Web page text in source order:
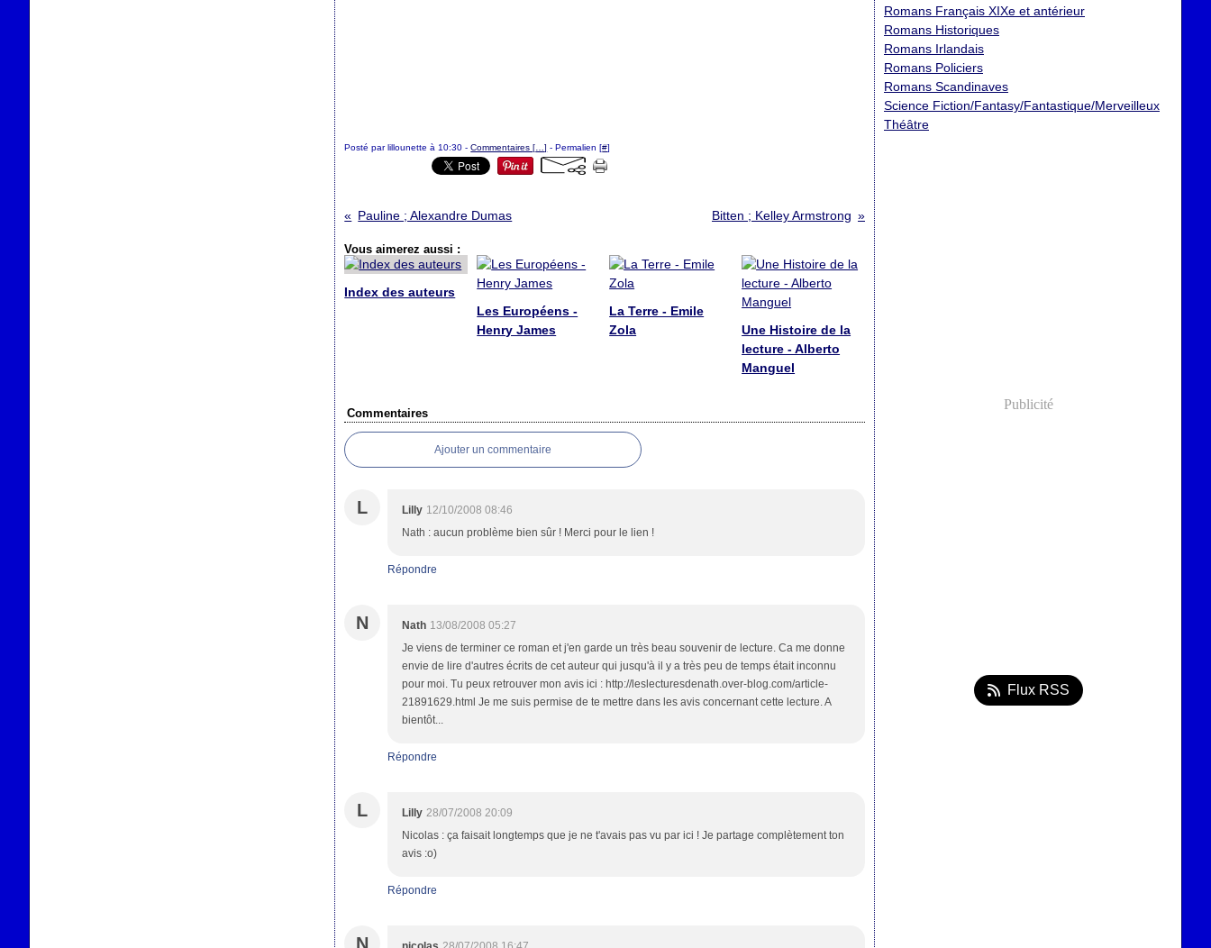
Posté par lillounette à 10:30 -Commentaires [ …] - Permalien [#]
Pauline ; Alexandre Dumas Bitten ; Kelley Armstrong
Vous aimerez aussi :
Index des auteurs
Les Européens -
Henry James
La Terre - Emile
Zola
Une Histoire de la
lecture - Alberto
Manguel
Commentaires
Ajouter un commentaire
L Lilly 12/10/2008 08:46
Nath : aucun problème bien sûr ! Merci pour le lien !
Répondre
N Nath 13/08/2008 05:27
Je viens de terminer ce roman et j'en garde un très beau souvenir de lecture. Ca me donne
envie de lire d'autres écrits de cet auteur qui jusqu'à il y a très peu de temps était inconnu
pour moi. Tu peux retrouver mon avis ici : http://leslecturesdenath.over-blog.com/article-
21891629.html Je me suis permise de te mettre dans les avis concernant cette lecture. A
bientôt...
Répondre
L Lilly 28/07/2008 20:09
Nicolas : ça faisait longtemps que je ne t'avais pas vu par ici ! Je partage complètement ton
avis :o)
Répondre
N
Romans Français XIXe et antérieur
Romans Historiques
Romans Irlandais
Romans Policiers
Romans Scandinaves
Science Fiction/Fantasy/Fantastique/Merveilleux
Théâtre
Publicité
Flux RSS